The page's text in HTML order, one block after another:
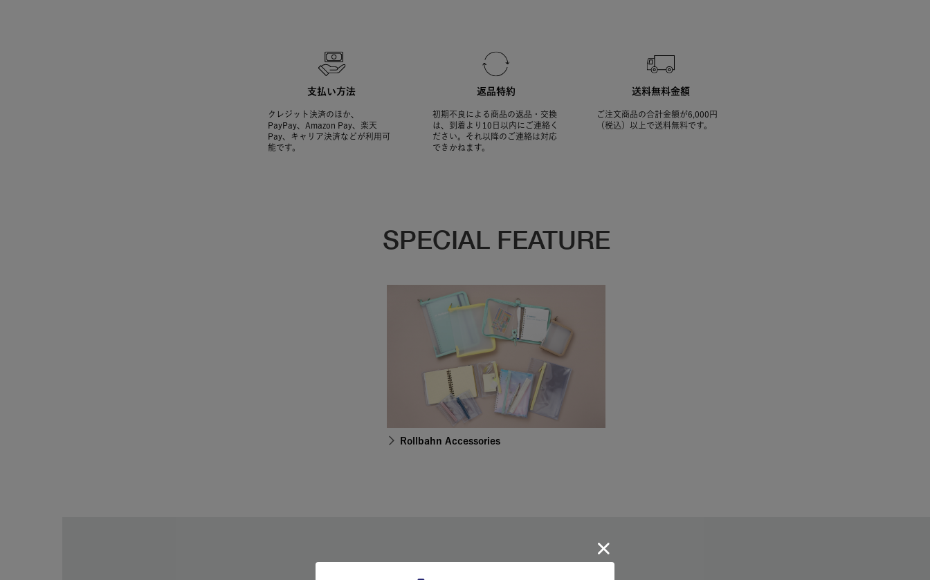
支払い方法
クレジット決済のほか、
PayPay、Amazon Pay、楽天
Pay、キャリア決済などが利用可
能です。
返品特約
初期不良による商品の返品・交換
は、到着より10日以内にご連絡く
ださい。それ以降のご連絡は対応
できかねます。
送料無料金額
ご注文商品の合計金額が6,000円
（税込）以上で送料無料です。
SPECIAL FEATURE
Rollbahn Accessories